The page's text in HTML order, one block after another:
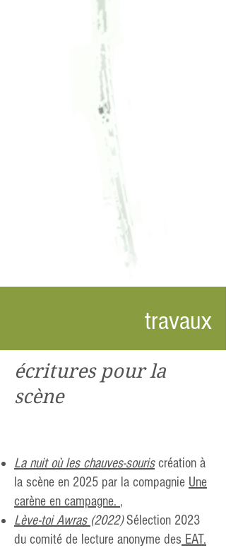
travaux
écritures pour la
scène
La nuit où les chauves-souriscréation à
la scène en 2025 par la compagnie Une
carène en campagne. ,
Lève-toi Awras (2022)Sélection 2023
du comité de lecture anonyme des EAT.